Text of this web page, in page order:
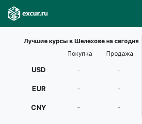
Лучшие курсы в Шелехове на сегодня
Покупка
Продажа
USD - -
EUR - -
CNY - -